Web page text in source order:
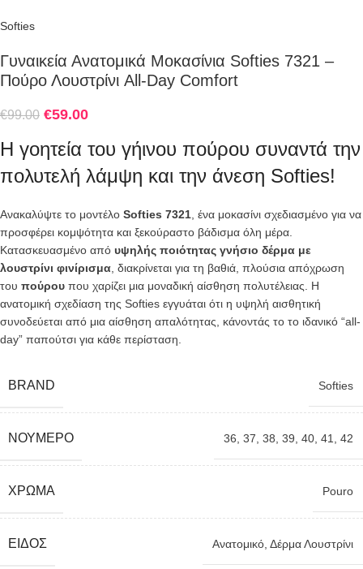
Softies
Γυναικεία Ανατομικά Μοκασίνια Softies 7321 –
Πούρο Λουστρίνι All-Day Comfort
€99.00 €59.00
Η γοητεία του γήινου πούρου συναντά την
πολυτελή λάμψη και την άνεση Softies!
Ανακαλύψτε το μοντέλο Softies 7321, ένα μοκασίνι σχεδιασμένο για να
προσφέρει κομψότητα και ξεκούραστο βάδισμα όλη μέρα.
Κατασκευασμένο από υψηλής ποιότητας γνήσιο δέρμα με
λουστρίνι φινίρισμα, διακρίνεται για τη βαθιά, πλούσια απόχρωση
του πούρου που χαρίζει μια μοναδική αίσθηση πολυτέλειας. Η
ανατομική σχεδίαση της Softies εγγυάται ότι η υψηλή αισθητική
συνοδεύεται από μια αίσθηση απαλότητας, κάνοντάς το το ιδανικό “all-
day” παπούτσι για κάθε περίσταση.
BRAND Softies
ΝΟΎΜΕΡΟ 36, 37, 38, 39, 40, 41, 42
ΧΡΏΜΑ Pouro
ΕΊΔΟΣ Ανατομικό, Δέρμα Λουστρίνι